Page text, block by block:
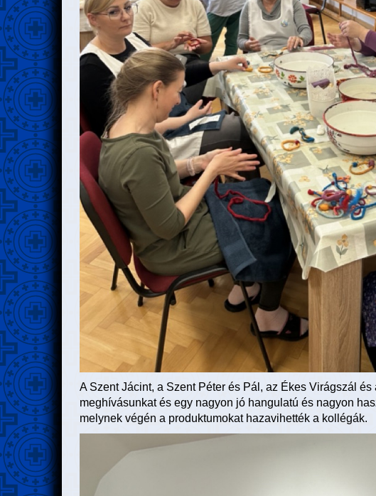
A Szent Jácint, a Szent Péter és Pál, az Ékes Virágszál
meghívásunkat és egy nagyon jó hangulatú és nagyon
melynek végén a produktumokat hazavihették a kollégák.